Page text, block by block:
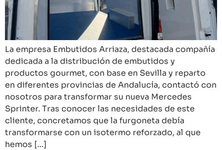
La empresa Embutidos Arriaza, destacada compañía
dedicada a la distribución de embutidos y
productos gourmet, con base en Sevilla y reparto
en diferentes provincias de Andalucía, contactó con
nosotros para transformar su nueva Mercedes
Sprinter. Tras conocer las necesidades de este
cliente, concretamos que la furgoneta debía
transformarse con un isotermo reforzado, al que
hemos […]